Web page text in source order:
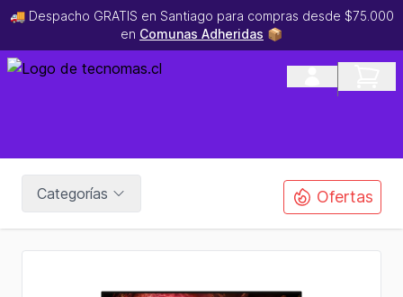
🚚 Despacho GRATIS en Santiago para compras desde $75.000
en Comunas Adheridas 📦
Categorías Ofertas